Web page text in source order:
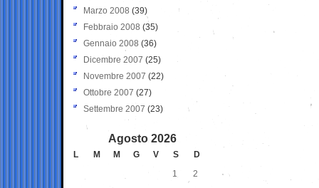
Marzo 2008 (39)
Febbraio 2008 (35)
Gennaio 2008 (36)
Dicembre 2007 (25)
Novembre 2007 (22)
Ottobre 2007 (27)
Settembre 2007 (23)
Agosto 2026
L M M G V S
D
1
2